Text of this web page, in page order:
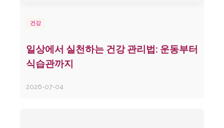
건강
일상에서 실천하는 건강 관리법: 운동부터
식습관까지
2026-07-04